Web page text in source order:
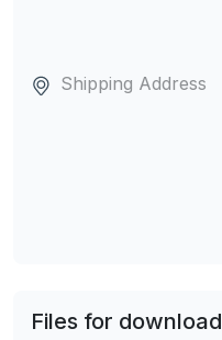
Shipping Address
Files for download